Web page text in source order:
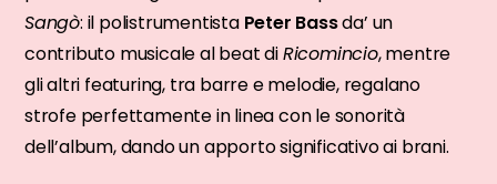
Sangò: il polistrumentista Peter Bassda’ un
contributo musicale al beat diRicomincio, mentre
gli altri featuring, tra barre e melodie, regalano
strofe perfettamente in linea con le sonorità
dell’album, dando un apporto significativo ai brani.